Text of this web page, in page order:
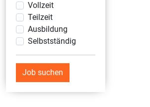
Vollzeit
Teilzeit
Ausbildung
Selbstständig
Job suchen